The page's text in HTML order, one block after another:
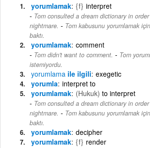
yorumlamak {f} interpret
Tom consulted a dream dictionary in
nightmare. - Tom kabusunu yorumlamak
baktı.
yorumlamak comment
Tom didn't want to comment. - Tom
istemiyordu.
yorumlama ile ilgili exegetic
yorumla interpret to
yorumlamak (Hukuk) to interpret
Tom consulted a dream dictionary in
nightmare. - Tom kabusunu yorumlamak
baktı.
yorumlamak decipher
yorumlamak {f} render